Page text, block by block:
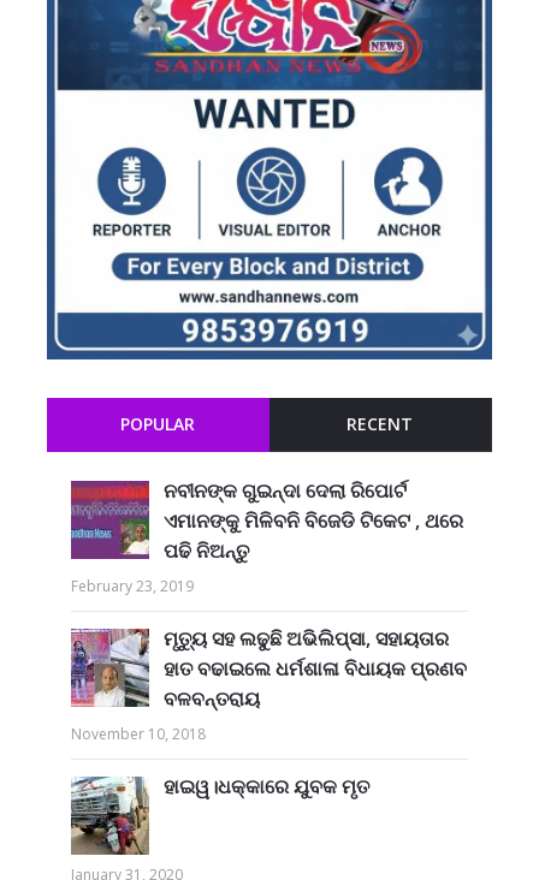
POPULAR RECENT
ନବୀନଙ୍କ ଗୁଇନ୍ଦା ଦେଲା ରିପୋର୍ଟ
ଏମାନଙ୍କୁ ମିଳିବନି ବିଜେଡି ଟିକେଟ , ଥରେ
ପଢି ନିଅନ୍ତୁ
February 23, 2019
ମୃତ୍ୟୁ ସହ ଲଢୁଛି ଅଭିଲିପ୍ସା, ସହାୟତାର
ହାତ ବଢାଇଲେ ଧର୍ମଶାଳା ବିଧାୟକ ପ୍ରଣବ
ବଳବନ୍ତରାୟ
November 10, 2018
ହାଇୱ।ଧକ୍କାରେ ଯୁବକ ମୃତ
January 31, 2020